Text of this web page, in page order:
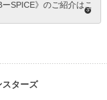
SPICE》のご紹介はこ
スターズ